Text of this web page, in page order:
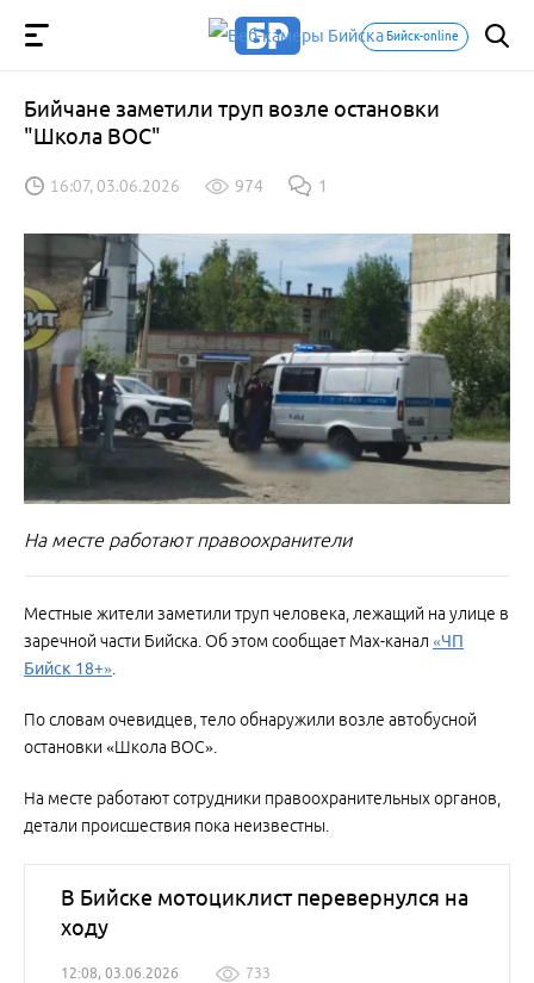
Бийск-online
Бийчане заметили труп возле остановки
"Школа ВОС"
16:07, 03.06.2026 974 1
На месте работают правоохранители
Местные жители заметили труп человека, лежащий на улице в
заречной части Бийска. Об этом сообщает Мах-канал «ЧП
Бийск 18+».
По словам очевидцев, тело обнаружили возле автобусной
остановки «Школа ВОС».
На месте работают сотрудники правоохранительных органов,
детали происшествия пока неизвестны.
В Бийске мотоциклист перевернулся на
ходу
12:08, 03.06.2026 733